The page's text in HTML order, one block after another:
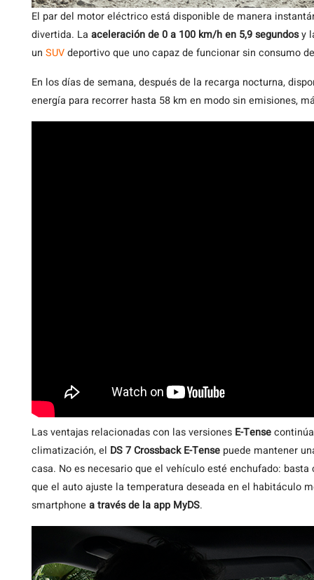
El par del motor eléctrico está disponible de manera
divertida. La aceleración de 0 a 100 km/h en 5,9 segundosy
un SUVdeportivo que uno capaz de funcionar sin consumo
En los días de semana, después de la recarga nocturna,
energía para recorrer hasta 58 km en modo sin emisiones,
Las ventajas relacionadas con las versiones E-Tense
climatización, el DS 7 Crossback E-Tense puede mantener
casa. No es necesario que el vehículo esté enchufado:
que el auto ajuste la temperatura deseada en el habitáculo
smartphone a través de la app MyDS.